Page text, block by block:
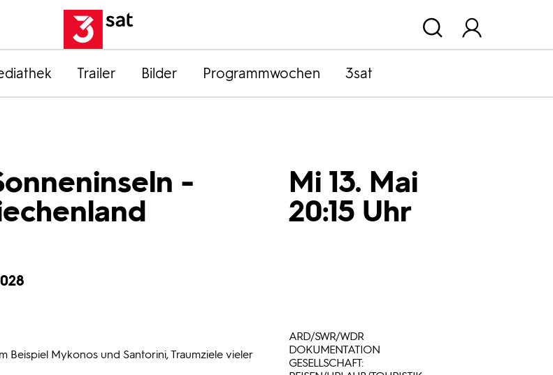
Trailer Bilder Programmwochen 3sat
-
Mi 13. Mai
20:15 Uhr
Beispiel Mykonos und Santorini, Traumziele vieler
ARD/SWR/WDR
DOKUMENTATION
GESELLSCHAFT: